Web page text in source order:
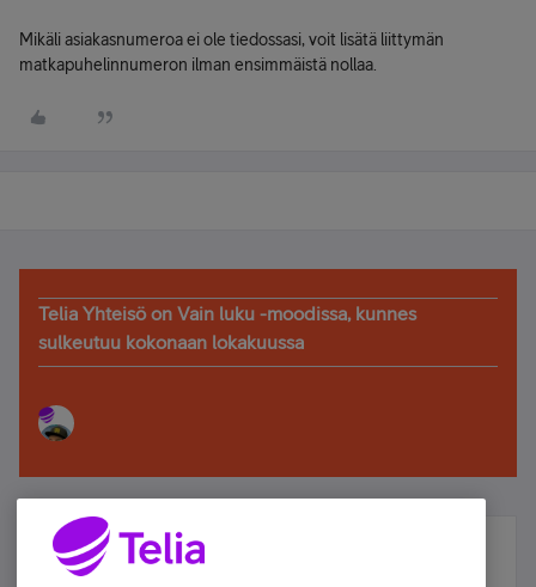
Mikäli asiakasnumeroa ei ole tiedossasi, voit lisätä liittymän
matkapuhelinnumeron ilman ensimmäistä nollaa.
Telia Yhteisö on Vain luku -moodissa, kunnes
sulkeutuu kokonaan lokakuussa
Älä jää paitsi – osallistu ja voita!